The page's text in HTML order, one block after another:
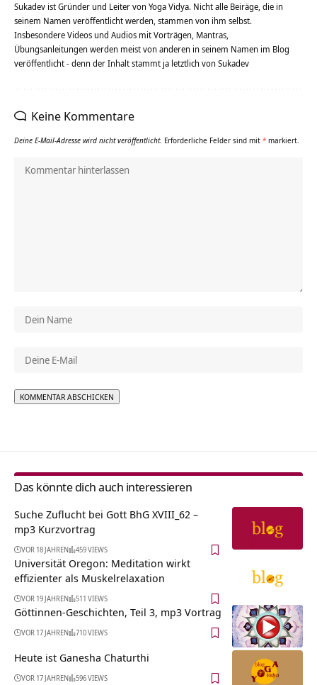
Sukadev ist Gründer und Leiter von Yoga Vidya. Nicht alle Beiräge, die in
seinem Namen veröffentlicht werden, stammen von ihm selbst.
Insbesondere Videos und Audios mit Vorträgen, Mantras,
Übungsanleitungen werden meist von anderen in seinem Namen im Blog
veröffentlicht - denn der Inhalt stammt ja letztlich von Sukadev
Keine Kommentare
Deine E-Mail-Adresse wird nicht veröffentlicht. Erforderliche Felder sind mit * markiert.
Das könnte dich auch interessieren
Suche Zuflucht bei Gott BhG XVIII_62 –
mp3 Kurzvortrag
VOR 18 JAHREN 459 VIEWS
Universität Oregon: Meditation wirkt
effizienter als Muskelrelaxation
VOR 19 JAHREN 511 VIEWS
Göttinnen-Geschichten, Teil 3, mp3 Vortrag
VOR 17 JAHREN 710 VIEWS
Heute ist Ganesha Chaturthi
VOR 17 JAHREN 596 VIEWS